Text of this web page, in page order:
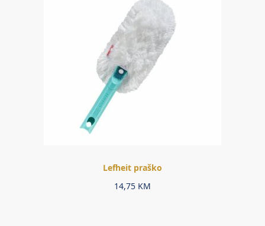
Lefheit praško
14,75 KM